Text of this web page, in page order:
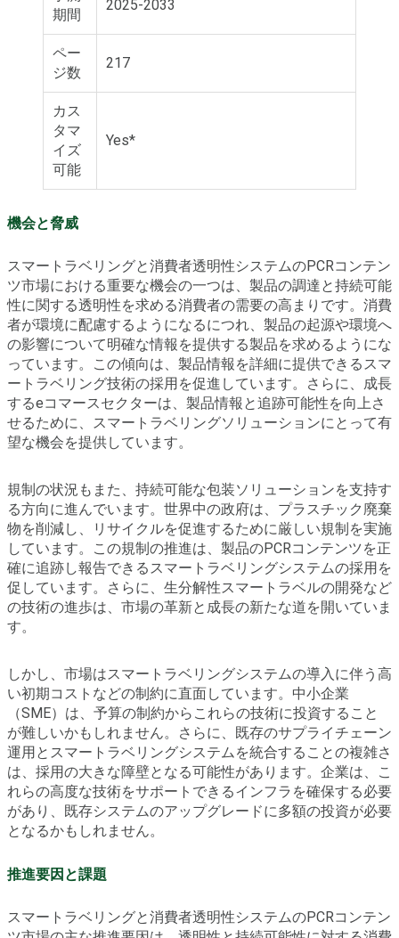
期間
2025-2033
ペー
ジ数
217
カス
タマ
イズ
可能
Yes*
機会と脅威
スマートラベリングと消費者透明性システムのPCRコンテン
ツ市場における重要な機会の一つは、製品の調達と持続可能
性に関する透明性を求める消費者の需要の高まりです。消費
者が環境に配慮するようになるにつれ、製品の起源や環境へ
の影響について明確な情報を提供する製品を求めるようにな
っています。この傾向は、製品情報を詳細に提供できるスマ
ートラベリング技術の採用を促進しています。さらに、成長
するeコマースセクターは、製品情報と追跡可能性を向上さ
せるために、スマートラベリングソリューションにとって有
望な機会を提供しています。
規制の状況もまた、持続可能な包装ソリューションを支持す
る方向に進んでいます。世界中の政府は、プラスチック廃棄
物を削減し、リサイクルを促進するために厳しい規制を実施
しています。この規制の推進は、製品のPCRコンテンツを正
確に追跡し報告できるスマートラベリングシステムの採用を
促しています。さらに、生分解性スマートラベルの開発など
の技術の進歩は、市場の革新と成長の新たな道を開いていま
す。
しかし、市場はスマートラベリングシステムの導入に伴う高
い初期コストなどの制約に直面しています。中小企業
（SME）は、予算の制約からこれらの技術に投資すること
が難しいかもしれません。さらに、既存のサプライチェーン
運用とスマートラベリングシステムを統合することの複雑さ
は、採用の大きな障壁となる可能性があります。企業は、こ
れらの高度な技術をサポートできるインフラを確保する必要
があり、既存システムのアップグレードに多額の投資が必要
となるかもしれません。
推進要因と課題
スマートラベリングと消費者透明性システムのPCRコンテン